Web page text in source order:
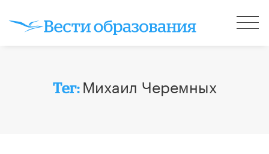
Тег: Михаил Черемных